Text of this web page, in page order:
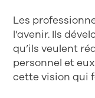
Les
l’avenir. Ils
qu’ils veulent
personnel et
cette vision qui